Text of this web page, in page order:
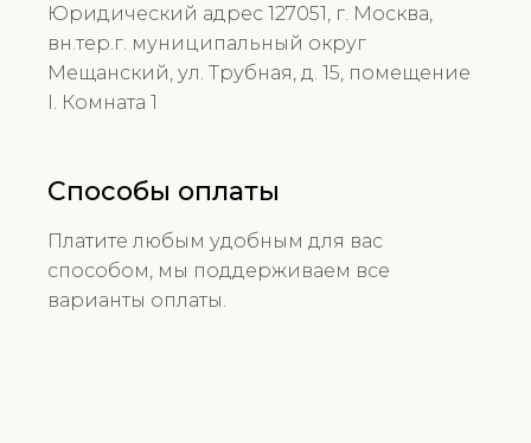
Юридический адрес 127051, г. Москва,
вн.тер.г. муниципальный округ
Мещанский, ул. Трубная, д. 15, помещение
I. Комната 1
Способы оплаты
Платите любым удобным для вас
способом, мы поддерживаем все
варианты оплаты.